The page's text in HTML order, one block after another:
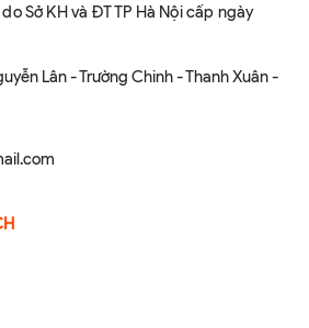
Sở KH và ĐT TP Hà Nội cấp ngày
Lân - Trường Chinh - Thanh Xuân -